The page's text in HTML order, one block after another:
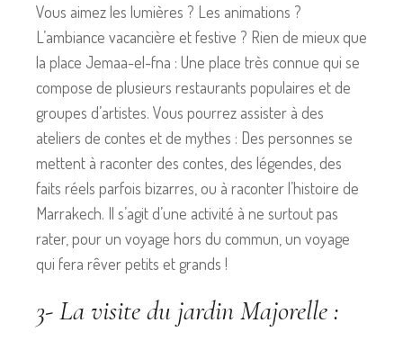
Vous aimez les lumières ? Les animations ?
L’ambiance vacancière et festive ? Rien de mieux que
la place Jemaa-el-fna : Une place très connue qui se
compose de plusieurs restaurants populaires et de
groupes d’artistes. Vous pourrez assister à des
ateliers de contes et de mythes : Des personnes se
mettent à raconter des contes, des légendes, des
faits réels parfois bizarres, ou à raconter l’histoire de
Marrakech. Il s’agit d’une activité à ne surtout pas
rater, pour un voyage hors du commun, un voyage
qui fera rêver petits et grands !
3- La visite du jardin Majorelle :